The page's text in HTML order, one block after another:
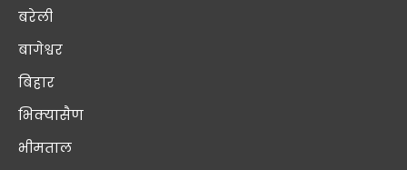
बरेली
बागेश्वर
बिहार
भिक्यासैण
भीमताल